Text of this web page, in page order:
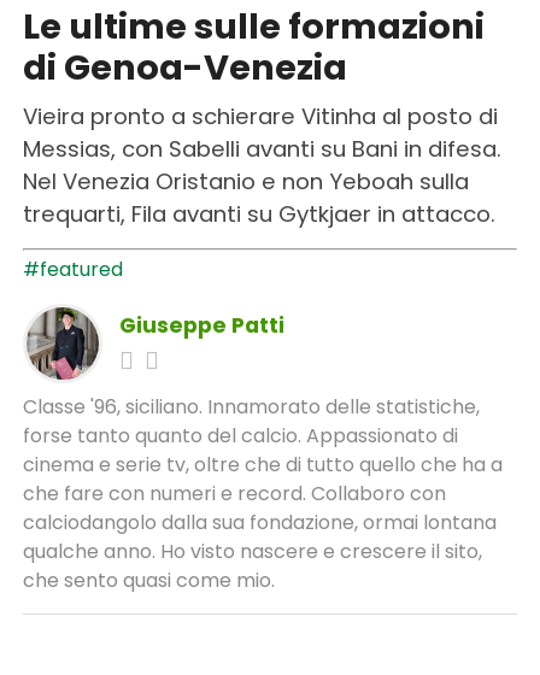
Le ultime sulle formazioni
di Genoa-Venezia
Vieira pronto a schierare Vitinha al posto di
Messias, con Sabelli avanti su Bani in difesa.
Nel Venezia Oristanio e non Yeboah sulla
trequarti, Fila avanti su Gytkjaer in attacco.
#featured
Giuseppe Patti
Classe '96, siciliano. Innamorato delle statistiche,
forse tanto quanto del calcio. Appassionato di
cinema e serie tv, oltre che di tutto quello che ha a
che fare con numeri e record. Collaboro con
calciodangolo dalla sua fondazione, ormai lontana
qualche anno. Ho visto nascere e crescere il sito,
che sento quasi come mio.